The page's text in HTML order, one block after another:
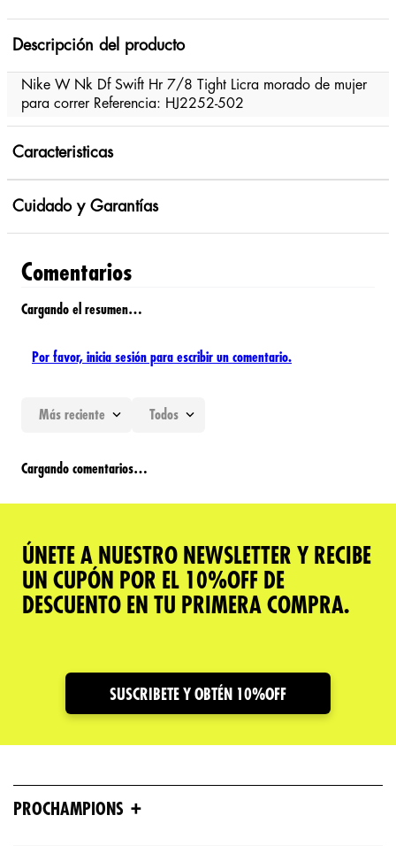
Descripción del producto
Nike W Nk Df Swift Hr 7/8 Tight Licra morado de mujer
para correr Referencia: HJ2252-502
Caracteristicas
Cuidado y Garantías
Comentarios
Cargando el resumen…
Por favor, inicia sesión para escribir un comentario.
Más reciente Todos
Cargando comentarios…
ÚNETE A NUESTRO NEWSLETTER Y RECIBE
UN CUPÓN POR EL 10%OFF DE
DESCUENTO EN TU PRIMERA COMPRA.
SUSCRIBETE Y OBTÉN 10%OFF
PROCHAMPIONS +